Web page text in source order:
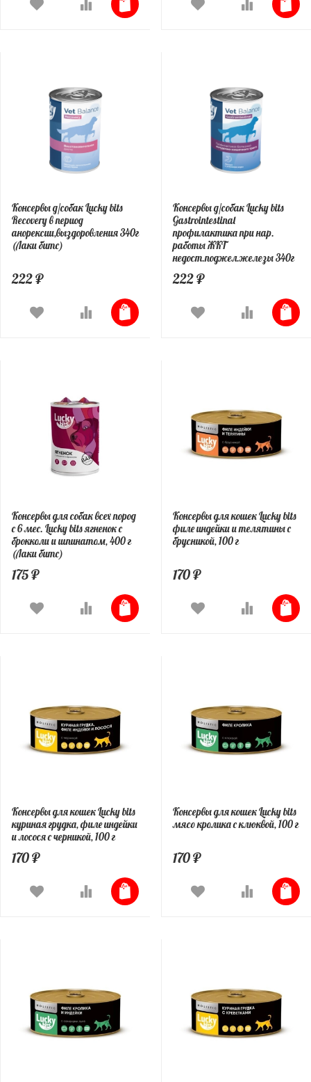
Консервы д/собак Lucky bits
Recovery в период
анорексии,выздоровления 340г
(Лаки битс)
222 ₽
Консервы д/собак Lucky bits
Gastrointestinal
профилактика при нар.
работы ЖКТ
недост.поджел.железы 340г
222 ₽
Консервы для собак всех пород
с 6 мес. Lucky bits ягненок с
брокколи и шпинатом, 400 г
(Лаки битс)
175 ₽
Консервы для кошек Lucky bits
филе индейки и телятины с
брусникой, 100 г
170 ₽
Консервы для кошек Lucky bits
куриная грудка, филе индейки
и лосося с черникой, 100 г
170 ₽
Консервы для кошек Lucky bits
мясо кролика с клюквой, 100 г
170 ₽